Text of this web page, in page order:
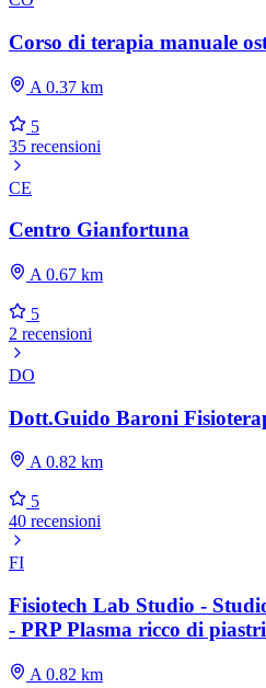
Corso di terapia manuale
A 0.37 km
5
35 recensioni
CE
Centro Gianfortuna
A 0.67 km
5
2 recensioni
DO
Dott.Guido Baroni
A 0.82 km
5
40 recensioni
FI
Fisiotech Lab Studio -
- PRP Plasma ricco di
A 0.82 km